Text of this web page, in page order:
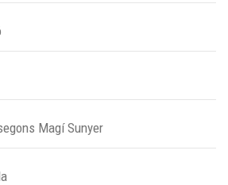
Magí Sunyer